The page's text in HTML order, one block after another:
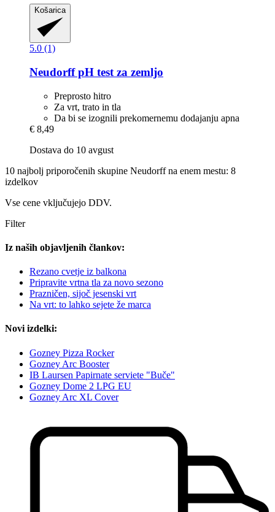
Košarica
5.0 (1)
NeudorffpH test za zemljo
Preprosto hitro
Za vrt, trato in tla
Da bi se izognili prekomernemu dodajanju apna
€ 8,49
Dostava do 10 avgust
10 najbolj priporočenih skupine Neudorff na enem mestu: 8
izdelkov
Vse cene vključujejo DDV.
Filter
Iz naših objavljenih člankov:
Rezano cvetje iz balkona
Pripravite vrtna tla za novo sezono
Prazničen, sijoč jesenski vrt
Na vrt: to lahko sejete že marca
Novi izdelki:
Gozney Pizza Rocker
Gozney Arc Booster
IB Laursen Papirnate serviete "Buče"
Gozney Dome 2 LPG EU
Gozney Arc XL Cover